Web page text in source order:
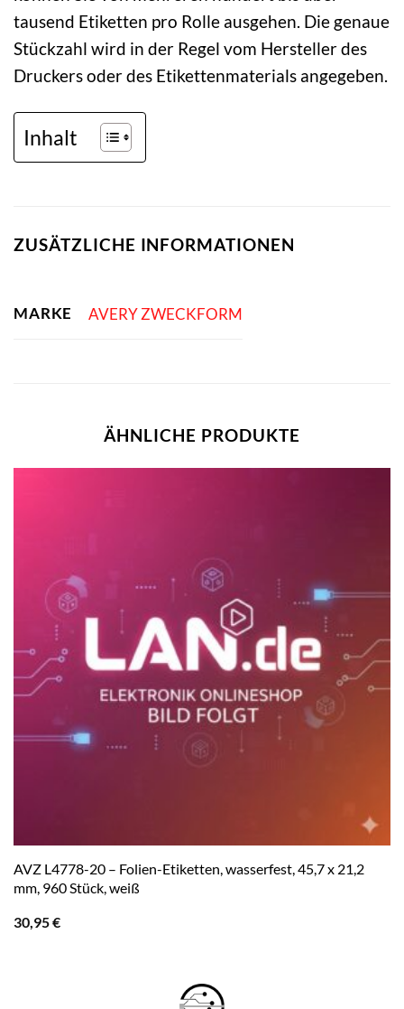
tausend Etiketten pro Rolle ausgehen. Die genaue
Stückzahl wird in der Regel vom Hersteller des
Druckers oder des Etikettenmaterials angegeben.
Inhalt
ZUSÄTZLICHE INFORMATIONEN
MARKE AVERY ZWECKFORM
ÄHNLICHE PRODUKTE
AVZ L4778-20 – Folien-Etiketten, wasserfest, 45,7 x 21,2
mm, 960 Stück, weiß
30,95€